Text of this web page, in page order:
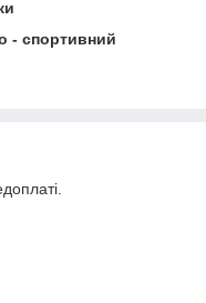
- спортивний